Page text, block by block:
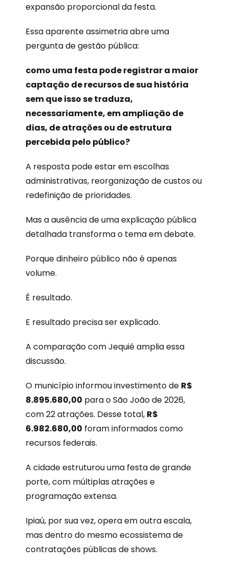
expansão proporcional da festa.
Essa aparente assimetria abre uma
pergunta de gestão pública:
como uma festa pode registrar a maior
captação de recursos de sua história
sem que isso se traduza,
necessariamente, em ampliação de
dias, de atrações ou de estrutura
percebida pelo público?
A resposta pode estar em escolhas
administrativas, reorganização de custos ou
redefinição de prioridades.
Mas a ausência de uma explicação pública
detalhada transforma o tema em debate.
Porque dinheiro público não é apenas
volume.
É resultado.
E resultado precisa ser explicado.
A comparação com Jequié amplia essa
discussão.
O município informou investimento de R$
8.895.680,00 para o São João de 2026,
com 22 atrações. Desse total, R$
6.982.680,00 foram informados como
recursos federais.
A cidade estruturou uma festa de grande
porte, com múltiplas atrações e
programação extensa.
Ipiaú, por sua vez, opera em outra escala,
mas dentro do mesmo ecossistema de
contratações públicas de shows.